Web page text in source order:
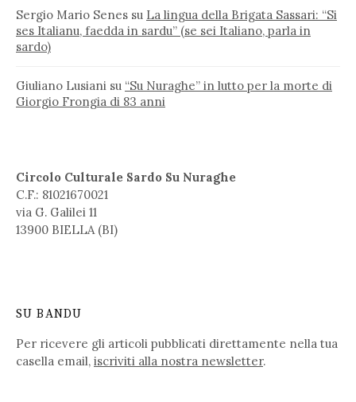
Sergio Mario Senes su La lingua della Brigata Sassari: “Si
ses Italianu, faedda in sardu” (se sei Italiano, parla in
sardo)
Giuliano Lusiani su “Su Nuraghe” in lutto per la morte di
Giorgio Frongia di 83 anni
Circolo Culturale Sardo Su Nuraghe
C.F.: 81021670021
via G. Galilei 11
13900 BIELLA (BI)
SU BANDU
Per ricevere gli articoli pubblicati direttamente nella tua
casella email, iscriviti alla nostra newsletter.